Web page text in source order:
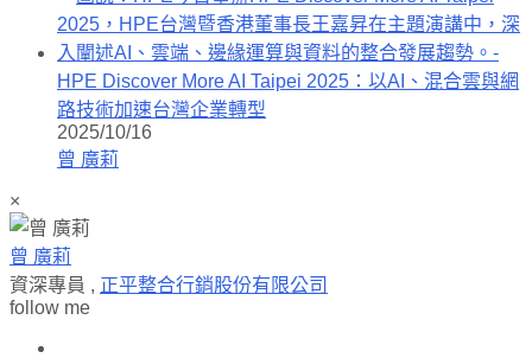
HPE Discover More AI Taipei 2025：以AI、混合雲與網
路技術加速台灣企業轉型
2025/10/16
曾 廣莉
×
曾 廣莉
資深專員 , 正平整合行銷股份有限公司
follow me